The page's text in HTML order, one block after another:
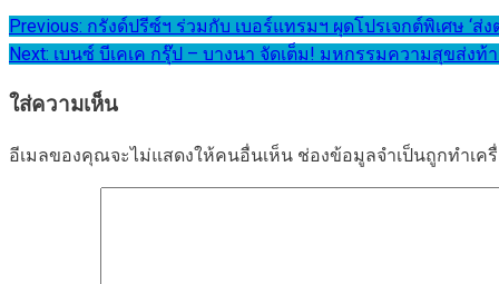
แนะแนว
เรื่อง
Previous: กรังด์ปรีซ์ฯ ร่วมกับ เบอร์แทรมฯ ผุดโปรเจกต์พิเศษ ‘
Next: เบนซ์ บีเคเค กรุ๊ป – บางนา จัดเต็ม! มหกรรมความสุขส่
ใส่ความเห็น
อีเมลของคุณจะไม่แสดงให้คนอื่นเห็น ช่องข้อมูลจำเป็นถูกทำเค